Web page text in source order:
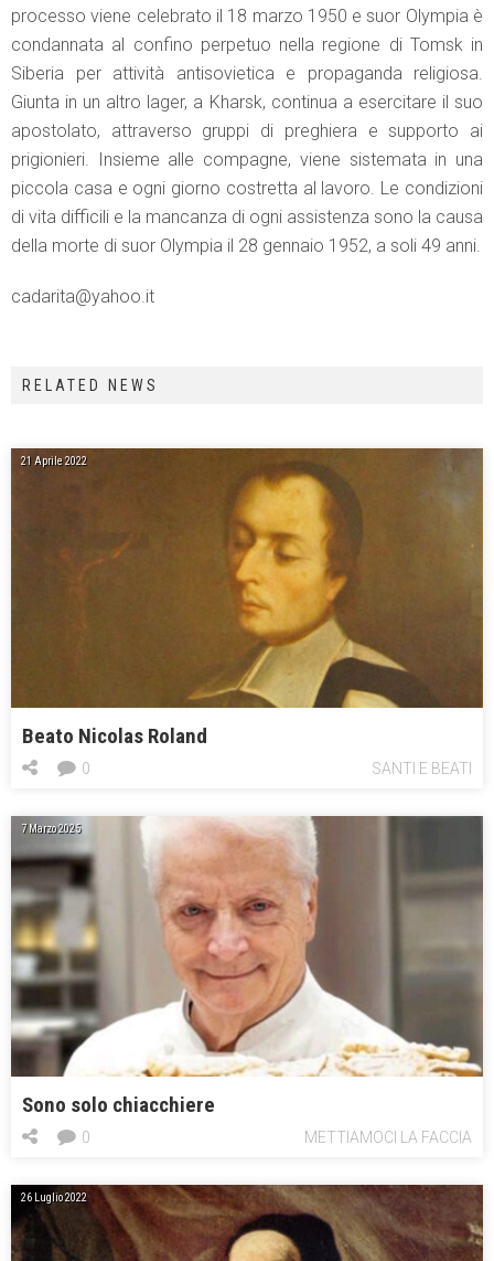
processo viene celebrato il 18 marzo 1950 e suor Olympia è
condannata al confino perpetuo nella regione di Tomsk in
Siberia per attività antisovietica e propaganda religiosa.
Giunta in un altro lager, a Kharsk, continua a esercitare il suo
apostolato, attraverso gruppi di preghiera e supporto ai
prigionieri. Insieme alle compagne, viene sistemata in una
piccola casa e ogni giorno costretta al lavoro. Le condizioni
di vita difficili e la mancanza di ogni assistenza sono la causa
della morte di suor Olympia il 28 gennaio 1952, a soli 49 anni.
cadarita@yahoo.it
RELATED NEWS
21 Aprile 2022
Beato Nicolas Roland
SANTI E BEATI
0
7 Marzo 2025
Sono solo chiacchiere
METTIAMOCI LA FACCIA
0
26 Luglio 2022